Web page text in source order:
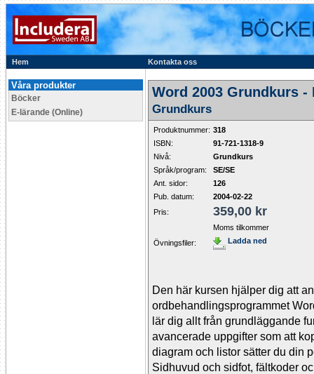
Hem Kontakta oss
Våra produkter
Böcker
E-lärande (Online)
Word 2003 Grundkurs -
Grundkurs
Produktnummer: 318
ISBN:
91-721-1318-9
Nivå:
Grundkurs
Språk/program:
SE/SE
Ant. sidor:
126
Pub. datum:
2004-02-22
Pris:
359,00 kr
Moms tilkommer
Övningsfiler:
Ladda ned
Den här kursen hjälper dig att
ordbehandlingsprogrammet
lär dig allt från grundläggande
avancerade uppgifter som att
diagram och listor sätter du din
Sidhuvud och sidfot, fältkoder